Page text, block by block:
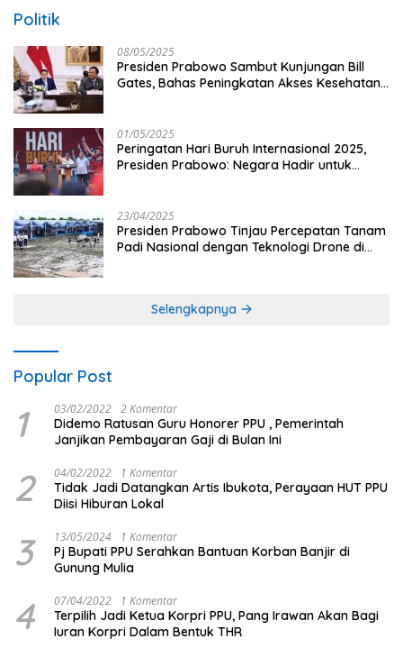
Politik
08/05/2025
Presiden Prabowo Sambut Kunjungan Bill
Gates, Bahas Peningkatan Akses Kesehatan
01/05/2025
Peringatan Hari Buruh Internasional 2025,
Presiden Prabowo: Negara Hadir untuk
23/04/2025
Presiden Prabowo Tinjau Percepatan Tanam
Padi Nasional dengan Teknologi Drone di
Selengkapnya
Popular Post
1 03/02/2022 2 Komentar
Didemo Ratusan Guru Honorer PPU , Pemerintah
Janjikan Pembayaran Gaji di Bulan Ini
2 04/02/2022 1 Komentar
Tidak Jadi Datangkan Artis Ibukota, Perayaan HUT PPU
Diisi Hiburan Lokal
3 13/05/2024 1 Komentar
Pj Bupati PPU Serahkan Bantuan Korban Banjir di
Gunung Mulia
4 07/04/2022 1 Komentar
Terpilih Jadi Ketua Korpri PPU, Pang Irawan Akan Bagi
Iuran Korpri Dalam Bentuk THR